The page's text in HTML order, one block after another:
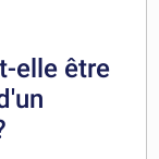
elle être